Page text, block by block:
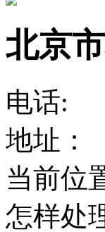
北京
电话:
地址：
当前位
怎样处